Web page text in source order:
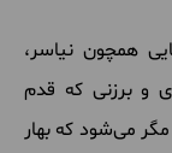
همچون نیاسر،
و برزنی که قدم
می‌شود که بهار